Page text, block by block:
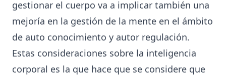
gestionar el cuerpo va a implicar también una
mejoría en la gestión de la mente en el ámbito
de auto conocimiento y autor regulación.
Estas consideraciones sobre la inteligencia
corporal es la que hace que se considere que